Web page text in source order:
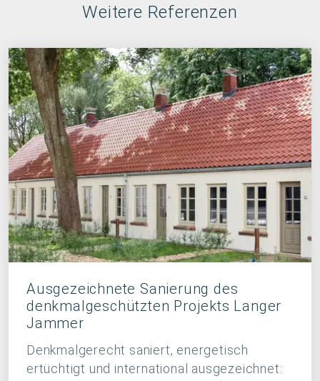
Weitere Referenzen
Ausgezeichnete Sanierung des
denkmalgeschützten Projekts Langer
Jammer
Denkmalgerecht saniert, energetisch
ertüchtigt und international ausgezeichnet: